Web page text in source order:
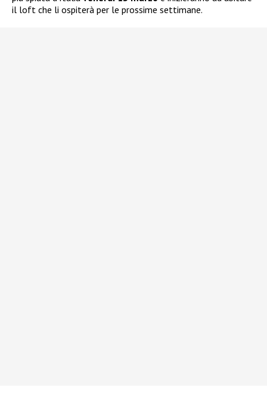
il loft che li ospiterà per le prossime settimane.